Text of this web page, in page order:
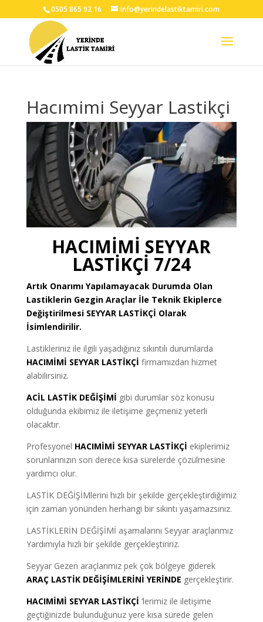
0505 865 92 16 info@yerindelastiktamiri.com
Hacımimi Seyyar Lastikçi
HACIMİMİ SEYYAR
LASTİKÇİ 7/24
Artık Onarımı Yapılamayacak Durumda Olan
Lastiklerin Gezgin Araçlar İle Teknik Ekiplerce
Değiştirilmesi SEYYAR LASTİKÇİ Olarak
İsimlendirilir.
Lastikleriniz ile ilgili yaşadığınız sıkıntılı durumlarda
HACIMİMİ SEYYAR LASTİKÇİ firmamızdan hizmet
alabilirsiniz.
ACİL LASTİK DEĞİŞİMİ gibi durumlar söz konusu
olduğunda ekibimiz ile iletişime geçmeniz yeterli
olacaktır.
Profesyonel HACIMİMİ SEYYAR LASTİKÇİ ekiplerimiz
sorunlarınızın son derece kısa sürelerde çözülmesine
yardımcı olur.
LASTİK DEĞİŞİMlerini hızlı bir şekilde gerçekleştirdiğimiz
için zaman yönünden herhangi bir sıkıntı yaşamazsınız.
LASTİKLERİN DEĞİŞİMİ aşamalarını Seyyar araçlarımız
Yardımıyla hızlı bir şekilde gerçekleştiririz.
Seyyar Gezen araçlarımız pek çok bölgeye giderek
ARAÇ LASTİK DEĞİŞİMLERİNİ YERİNDE gerçekleştirir.
HACIMİMİ SEYYAR LASTİKÇİ ‘lerimiz ile iletişime
geçtiğinizde bulunduğunuz yere kısa sürede gelen